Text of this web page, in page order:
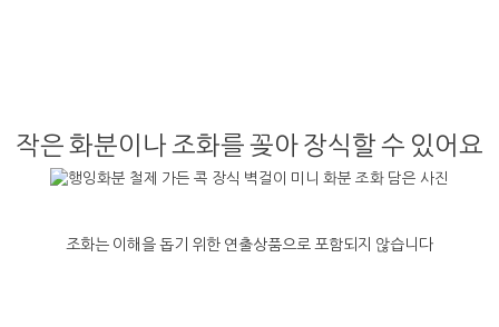
작은 화분이나 조화를 꽂아 장식할 수 있어요
조화는 이해을 돕기 위한 연출상품으로 포함되지 않습니다